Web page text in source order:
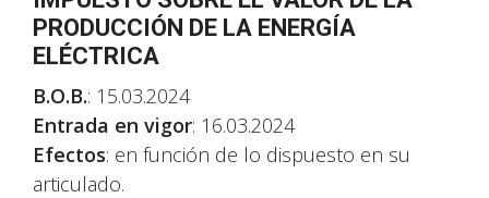
PRODUCCIÓN DE LA ENERGÍA
ELÉCTRICA
B.O.B.: 15.03.2024
Entrada en vigor: 16.03.2024
Efectos: en función de lo dispuesto en su
articulado.